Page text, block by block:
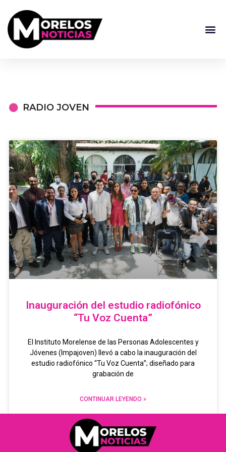
RADIO JOVEN
Inauguración del estudio radiofónico
“Tu Voz Cuenta”
El Instituto Morelense de las Personas Adolescentes y
Jóvenes (Impajoven) llevó a cabo la inauguración del
estudio radiofónico “Tu Voz Cuenta”; diseñado para
grabación de
CONTINUAR LEYENDO »